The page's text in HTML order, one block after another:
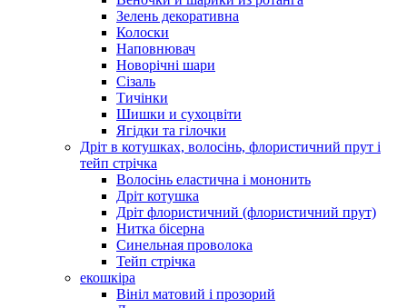
Зелень декоративна
Колоски
Наповнювач
Новорічні шари
Сізаль
Тичінки
Шишки и сухоцвіти
Ягідки та гілочки
Дріт в котушках, волосінь, флористичний прут і
тейп стрічка
Волосінь еластична і мононить
Дріт котушка
Дріт флористичний (флористичний прут)
Нитка бісерна
Синельная проволока
Тейп стрічка
екошкіра
Вініл матовий і прозорий